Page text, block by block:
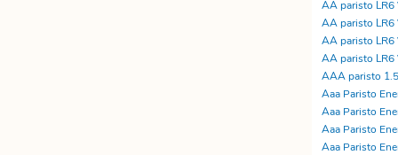
AA paristo LR6
AA paristo LR6
AA paristo LR6
AA paristo LR6
AAA paristo
Aaa Paristo
Aaa Paristo
Aaa Paristo
Aaa Paristo